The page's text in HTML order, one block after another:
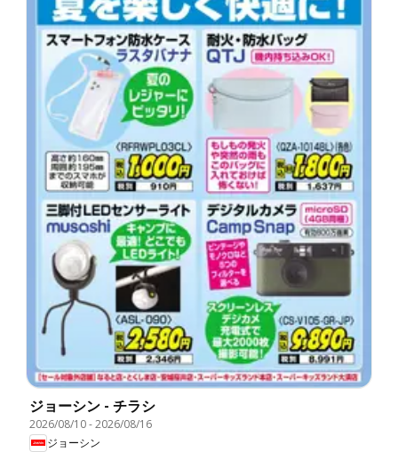
ジョーシン - チラシ
2026/08/10-2026/08/16
ジョーシン